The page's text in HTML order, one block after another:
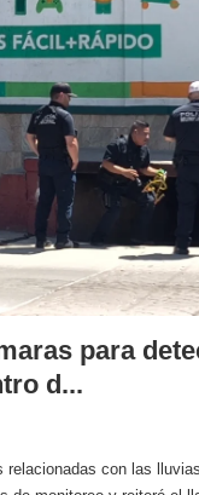
para
d...
relacionadas con las